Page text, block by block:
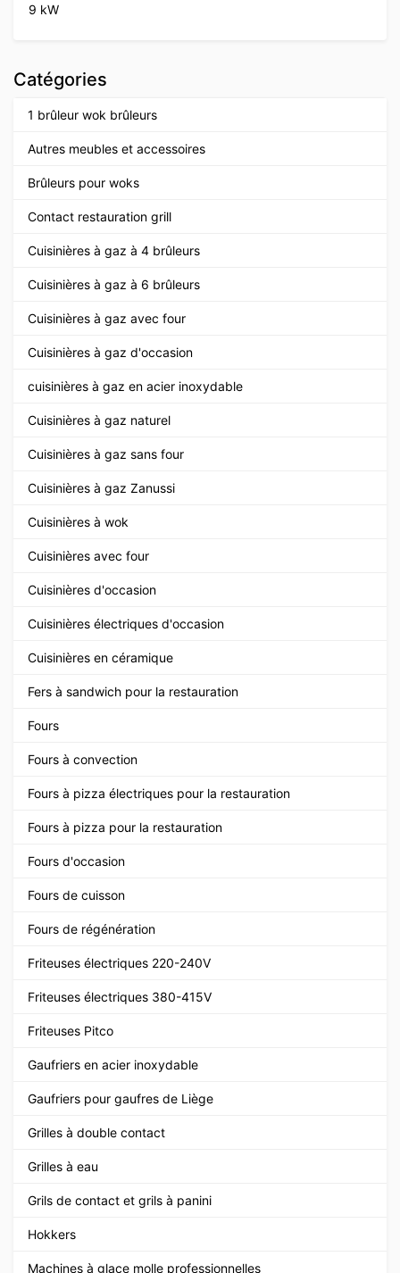
9 kW
Catégories
1 brûleur wok brûleurs
Autres meubles et accessoires
Brûleurs pour woks
Contact restauration grill
Cuisinières à gaz à 4 brûleurs
Cuisinières à gaz à 6 brûleurs
Cuisinières à gaz avec four
Cuisinières à gaz d'occasion
cuisinières à gaz en acier inoxydable
Cuisinières à gaz naturel
Cuisinières à gaz sans four
Cuisinières à gaz Zanussi
Cuisinières à wok
Cuisinières avec four
Cuisinières d'occasion
Cuisinières électriques d'occasion
Cuisinières en céramique
Fers à sandwich pour la restauration
Fours
Fours à convection
Fours à pizza électriques pour la restauration
Fours à pizza pour la restauration
Fours d'occasion
Fours de cuisson
Fours de régénération
Friteuses électriques 220-240V
Friteuses électriques 380-415V
Friteuses Pitco
Gaufriers en acier inoxydable
Gaufriers pour gaufres de Liège
Grilles à double contact
Grilles à eau
Grils de contact et grils à panini
Hokkers
Machines à glace molle professionnelles